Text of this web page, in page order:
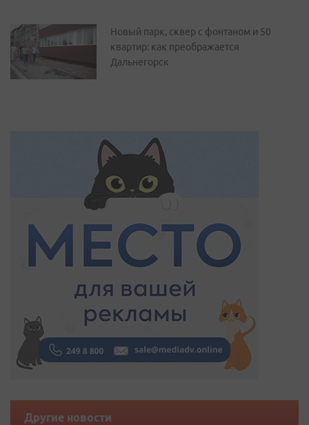
Новый парк, сквер с фонтаном и 50
квартир: как преображается
Дальнегорск
Другие новости